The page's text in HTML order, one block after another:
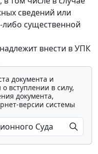
сведений или
существенной
внести в УПК
документа и
вступлении в силу,
документа,
версии системы